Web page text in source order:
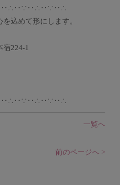
込めて形にします。
宿224-1
一覧へ
前のページへ >